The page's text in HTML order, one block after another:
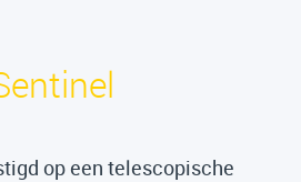
op een telescopische